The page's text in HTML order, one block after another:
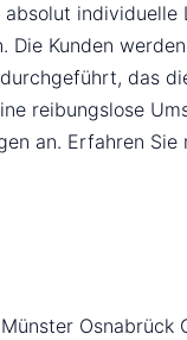
Kunden
das
reibungslose
an. Erfahren